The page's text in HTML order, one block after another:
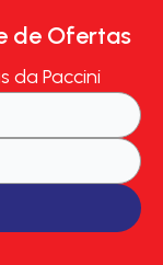
de Ofertas
da Paccini